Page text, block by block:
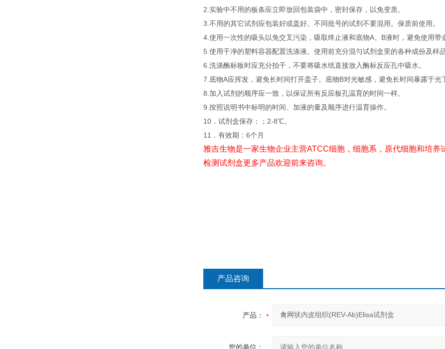
2.实验中不用的板条应立即放回包装袋中，密封保存，以免变质。
3.不用的其它试剂应包装好或盖好。不同批号的试剂不要混用。保质前使用。
4.使用一次性的吸头以免交叉污染，吸取终止液和底物A、B液时，避免使用带
5.使用干净的塑料容器配置洗涤液。使用前充分混匀试剂盒里的各种成份及样品
6.洗涤酶标板时应充分拍干，不要将吸水纸直接放入酶标反应孔中吸水。
7.底物A应挥发，避免长时间打开盖子。底物B对光敏感，避免长时间暴露于光
8.加入试剂的顺序应一致，以保证所有反应板孔温育的时间一样。
9.按照说明书中标明的时间、加液的量及顺序进行温育操作。
10．试剂盒保存：；2-8℃。
11．有效期：6个月
雅吉生物是一家生物企业主营ATCC细胞，细胞系，原代细胞和培
检测试剂盒更多产品欢迎前来咨询。
产品咨询
产品：
您的单位：